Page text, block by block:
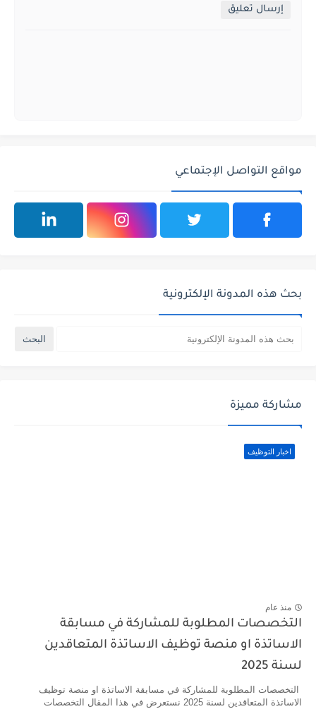
إرسال تعليق
مواقع التواصل الإجتماعي
بحث هذه المدونة الإلكترونية
مشاركة مميزة
اخبار التوظيف
منذ عام
التخصصات المطلوبة للمشاركة في مسابقة
الاساتذة او منصة توظيف الاساتذة المتعاقدين
لسنة 2025
التخصصات المطلوبة للمشاركة في مسابقة الاساتذة او منصة توظيف
الاساتذة المتعاقدين لسنة 2025 نستعرض في هذا المقال التخصصات